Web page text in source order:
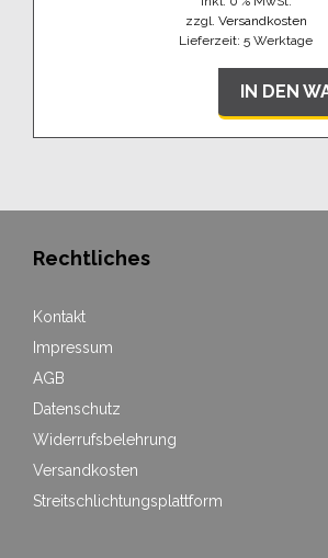
zzgl. Versandkosten
Lieferzeit: 5 Werktage
IN DEN
Rechtliches
Kontakt
Impressum
AGB
Datenschutz
Widerrufsbelehrung
Versandkosten
Streitschlichtungsplattform